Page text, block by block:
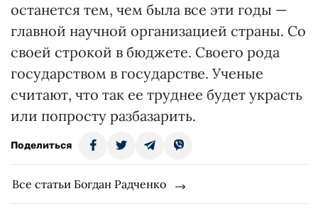
останется тем, чем была все эти годы —
главной научной организацией страны. Со
своей строкой в бюджете. Своего рода
государством в государстве. Ученые
считают, что так ее труднее будет украсть
или попросту разбазарить.
Поделиться
Все статьи Богдан Радченко